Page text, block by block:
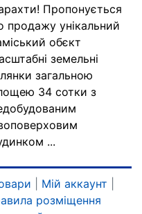
Пропонується
продажу унікальний
обєкт
земельні
загальною
34 сотки з
...
Мій аккаунт
розміщення